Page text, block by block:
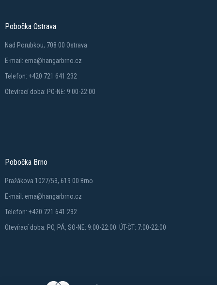
Pobočka Ostrava
Nad Porubkou, 708 00 Ostrava
E-mail: ema@hangarbrno.cz
Telefon: +420 721 641 232
Otevírací doba: PO-NE: 9:00-22:00
Pobočka Brno
Pražákova 1027/53, 619 00 Brno
E-mail: ema@hangarbrno.cz
Telefon: +420 721 641 232
Otevírací doba: PO, PÁ, SO-NE: 9:00-22:00. ÚT-ČT: 7:00-22:00